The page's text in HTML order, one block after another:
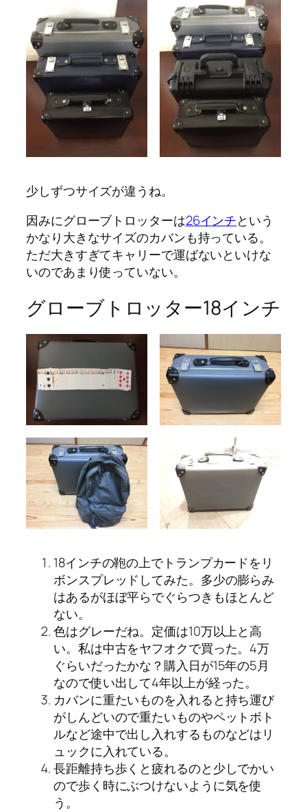
少しずつサイズが違うね。
因みにグローブトロッターは26インチという
かなり大きなサイズのカバンも持っている。
ただ大きすぎてキャリーで運ばないといけな
いのであまり使っていない。
グローブトロッター18インチ
18インチの鞄の上でトランプカードをリ
ボンスプレッドしてみた。多少の膨らみ
はあるがほぼ平らでぐらつきもほとんど
ない。
色はグレーだね。定価は10万以上と高
い。私は中古をヤフオクで買った。4万
ぐらいだったかな？購入日が15年の5月
なので使い出して4年以上が経った。
カバンに重たいものを入れると持ち運び
がしんどいので重たいものやペットボト
ルなど途中で出し入れするものなどはリ
ュックに入れている。
長距離持ち歩くと疲れるのと少しでかい
ので歩く時にぶつけないように気を使
う。